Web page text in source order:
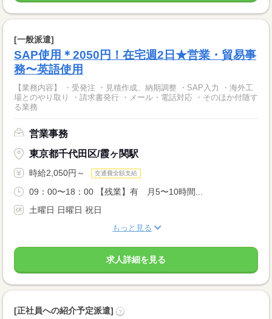
[一般派遣]
SAP使用＊2050円！在宅週2日★営業・貿易事
務〜英語使用
【業務内容】 ・受発注 ・見積作成、納期調整 ・SAP入力 ・海外工
場とのやり取り ・請求書発行 ・メール・電話対応 ・そのほか付随す
る業務
営業事務
東京都千代田区/霞ヶ関駅
時給2,050円～ 交通費全額支給
09：00〜18：00 【残業】有 月5〜10時間...
土曜日 日曜日 祝日
もっと見る
求人詳細を見る
[正社員への紹介予定派遣] ?